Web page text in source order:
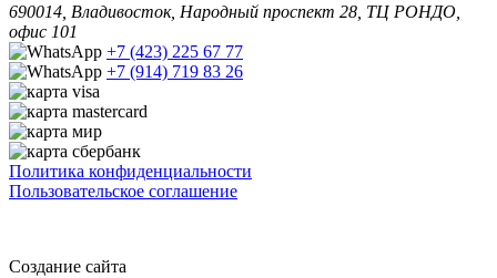
690014, Владивосток, Народный проспект 28, ТЦ РОНДО,
офис 101
+7 (423) 225 67 77
+7 (914) 719 83 26
Политика конфиденциальности
Пользовательское соглашение
Создание сайта